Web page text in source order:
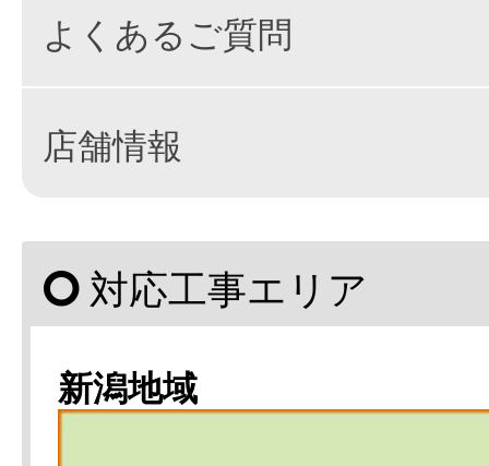
よくあるご質問
店舗情報
対応工事エリア
新潟地域